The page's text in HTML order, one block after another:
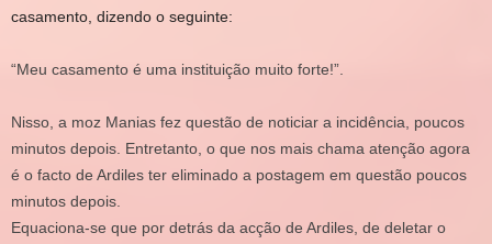
casamento, dizendo o seguinte:
“Meu casamento é uma instituição muito forte!”.
Nisso, a moz Manias fez questão de noticiar a incidência, poucos
minutos depois. Entretanto, o que nos mais chama atenção agora
é o facto de Ardiles ter eliminado a postagem em questão poucos
minutos depois.
Equaciona-se que por detrás da acção de Ardiles, de deletar o